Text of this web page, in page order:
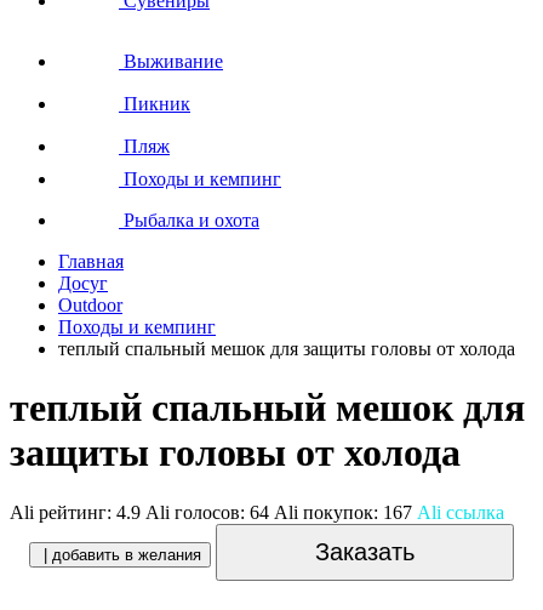
Выживание
Пикник
Пляж
Походы и кемпинг
Рыбалка и охота
Главная
Досуг
Outdoor
Походы и кемпинг
теплый спальный мешок для защиты головы от холода
теплый спальный мешок для
защиты головы от холода
Ali рейтинг: 4.9 Ali голосов: 64 Ali покупок: 167 Ali ссылка
| добавить в желания Заказать